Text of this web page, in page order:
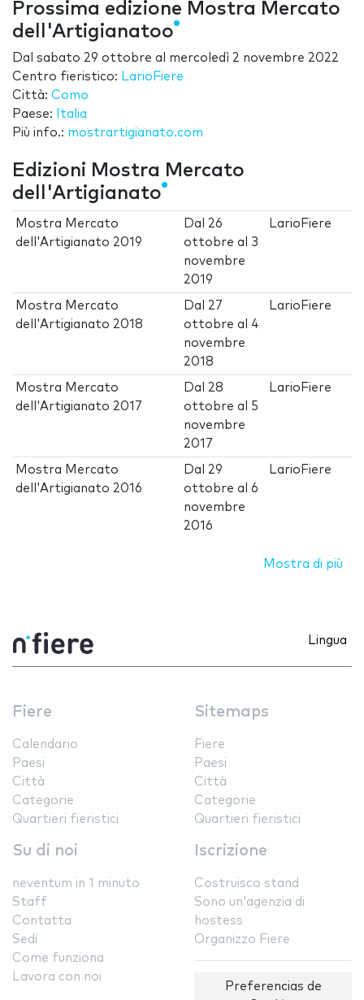
Prossima edizione Mostra Mercato
dell'Artigianatoo
Dal sabato 29 ottobre al mercoledì 2 novembre 2022
Centro fieristico: LarioFiere
Città: Como
Paese:
Italia
Più info.: mostrartigianato.com
Edizioni Mostra Mercato
dell'Artigianato
Mostra Mercato
dell'Artigianato 2019
Dal 26
ottobre al 3
novembre
2019
LarioFiere
Mostra Mercato
dell'Artigianato 2018
Dal 27
ottobre al 4
novembre
2018
LarioFiere
Mostra Mercato
dell'Artigianato 2017
Dal 28
ottobre al 5
novembre
2017
LarioFiere
Mostra Mercato
dell'Artigianato 2016
Dal 29
ottobre al6
novembre
2016
LarioFiere
Mostra di più
Lingua
Fiere
Calendario
Paesi
Città
Categorie
Quartieri fieristici
Sitemaps
Fiere
Paesi
Città
Categorie
Quartieri fieristici
Su di noi
neventum in 1 minuto
Staff
Contatta
Sedi
Come funziona
Lavora con noi
Iscrizione
Costruisco stand
Sono un'agenzia di
hostess
Organizzo Fiere
Preferencias de